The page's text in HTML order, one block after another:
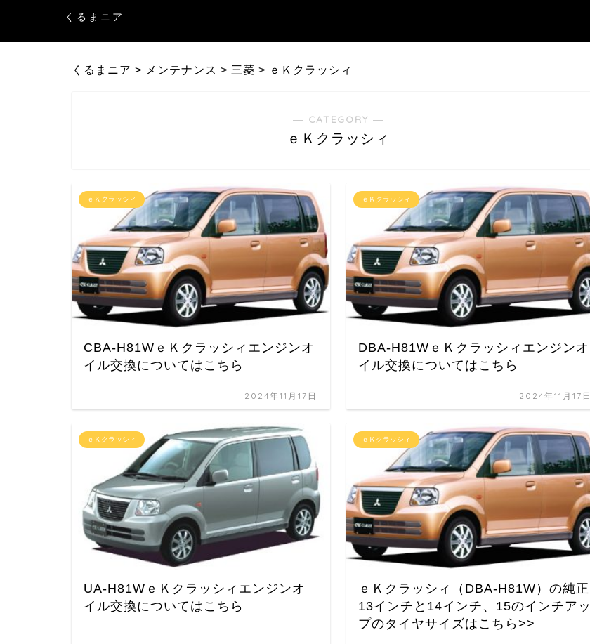
くるまニア
くるまニア > メンテナンス > 三菱 > ｅＫクラッシィ
― CATEGORY ―
ｅＫクラッシィ
ｅＫクラッシィ
CBA-H81WｅＫクラッシィエンジンオ
イル交換についてはこちら
2024年11月17日
ｅＫクラッシィ
DBA-H81WｅＫクラッシィエンジンオ
イル交換についてはこちら
2024年11月17日
ｅＫクラッシィ
UA-H81WｅＫクラッシィエンジンオ
イル交換についてはこちら
ｅＫクラッシィ
ｅＫクラッシィ（DBA-H81W）の純正
13インチと14インチ、15のインチアッ
プのタイヤサイズはこちら>>